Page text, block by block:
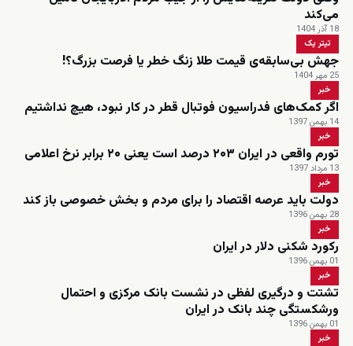
می‌کند
18 آذر 1404
تیتر یک
جهش بی‌سابقه‌ی قیمت طلا زنگ خطر یا فرصت بزرگ؟!
25 مهر 1404
خبر
اگر کمک‌های فدراسیون فوتبال قطر در کار نبود، هیچ نداشتیم
14 بهمن 1397
خبر
تورم واقعی در ایران ۲۰۳ درصد است یعنی ۲۰ برابر نرخ اعلامی
13 مرداد 1397
خبر
دولت باید عرصه اقتصاد را برای مردم و بخش خصوصی باز کند
28 بهمن 1396
خبر
رکورد شکنی دلار در ایران
01 بهمن 1396
خبر
تشتت و درگیری لفظی در نشست بانک مرکزی و احتمال
ورشکستگی چند بانک در ایران
01 بهمن 1396
خبر